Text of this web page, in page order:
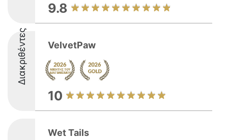
9.8
Διακριθέντες VelvetPaw
10
Wet Tails